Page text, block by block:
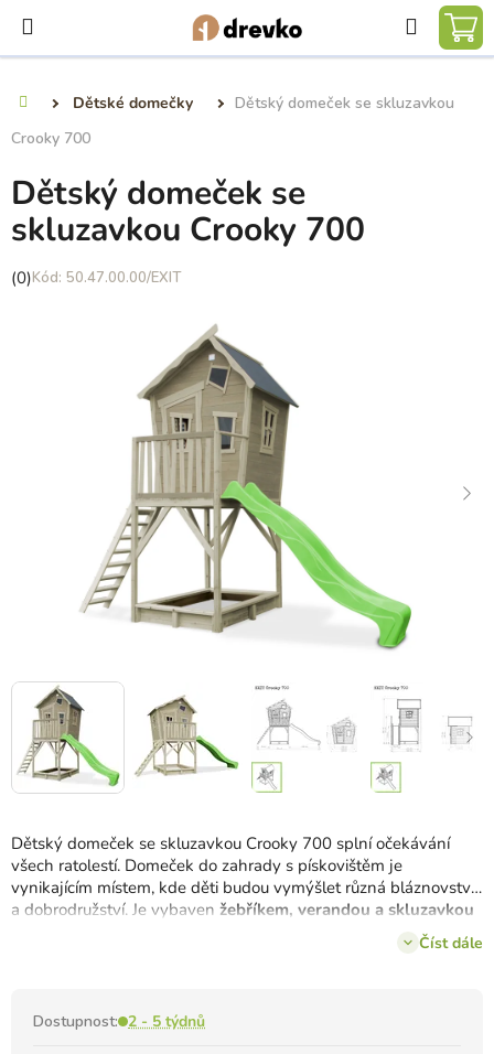
obsah
Hledat
Dětské domečky
Dětský domeček se skluzavkou
Crooky 700
Dětský domeček se skluzavkou Crooky 700 splní očekávání
všech ratolestí. Domeček do zahrady s pískovištěm je
vynikajícím místem, kde děti budou vymýšlet různá bláznovství
a dobrodružství. Je vybaven žebříkem, verandou a skluzavkou
Číst dále
Dostupnost: 2 - 5 týdnů
Dětský domeček se
skluzavkou Crooky 700
Průměrné
(0) 50.47.00.00/EXIT